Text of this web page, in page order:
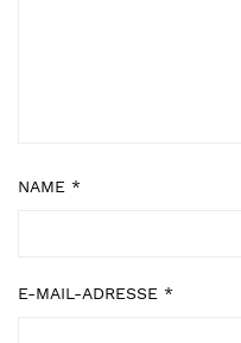
NAME *
E-MAIL-ADRESSE *